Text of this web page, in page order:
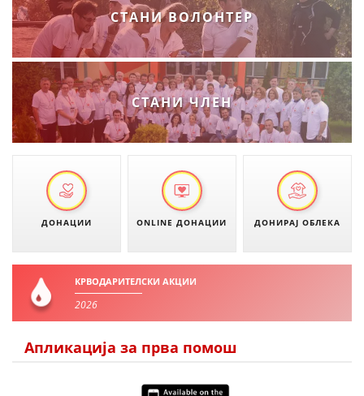
СТРУКТУРА И ОРГАНИЗАЦИОНА ПОСТАВЕНОСТ
ДИСЕМИНАЦИЈА
MЕЃУНАРОДНО ХУМАНИТАРНО ПРАВО
ПРОМОЦИЈА НА ХУМАНИ ВРЕДНОСТИ
УПОТРЕБА И ЗАШТИТА НА АМБЛЕМОТ
СОЦИЈАЛНО ХУМАНИТАРНА ДЕЈНОСТ
КАКО ДА ДОНИРАТЕ
ОДНОСИ СО ЈАВНОСТ
ИСТРАЖУВАЊЕ НА ЈАВНО МИСЛЕЊЕ
СТАНИ ВОЛОНТЕР
СТАНИ ЧЛЕН
ДОНАЦИИ ONLINE ДОНАЦИИ ДОНИРАЈ ОБЛЕКА
КРВОДАРИТЕЛСКИ АКЦИИ
2026
Апликација за прва помош